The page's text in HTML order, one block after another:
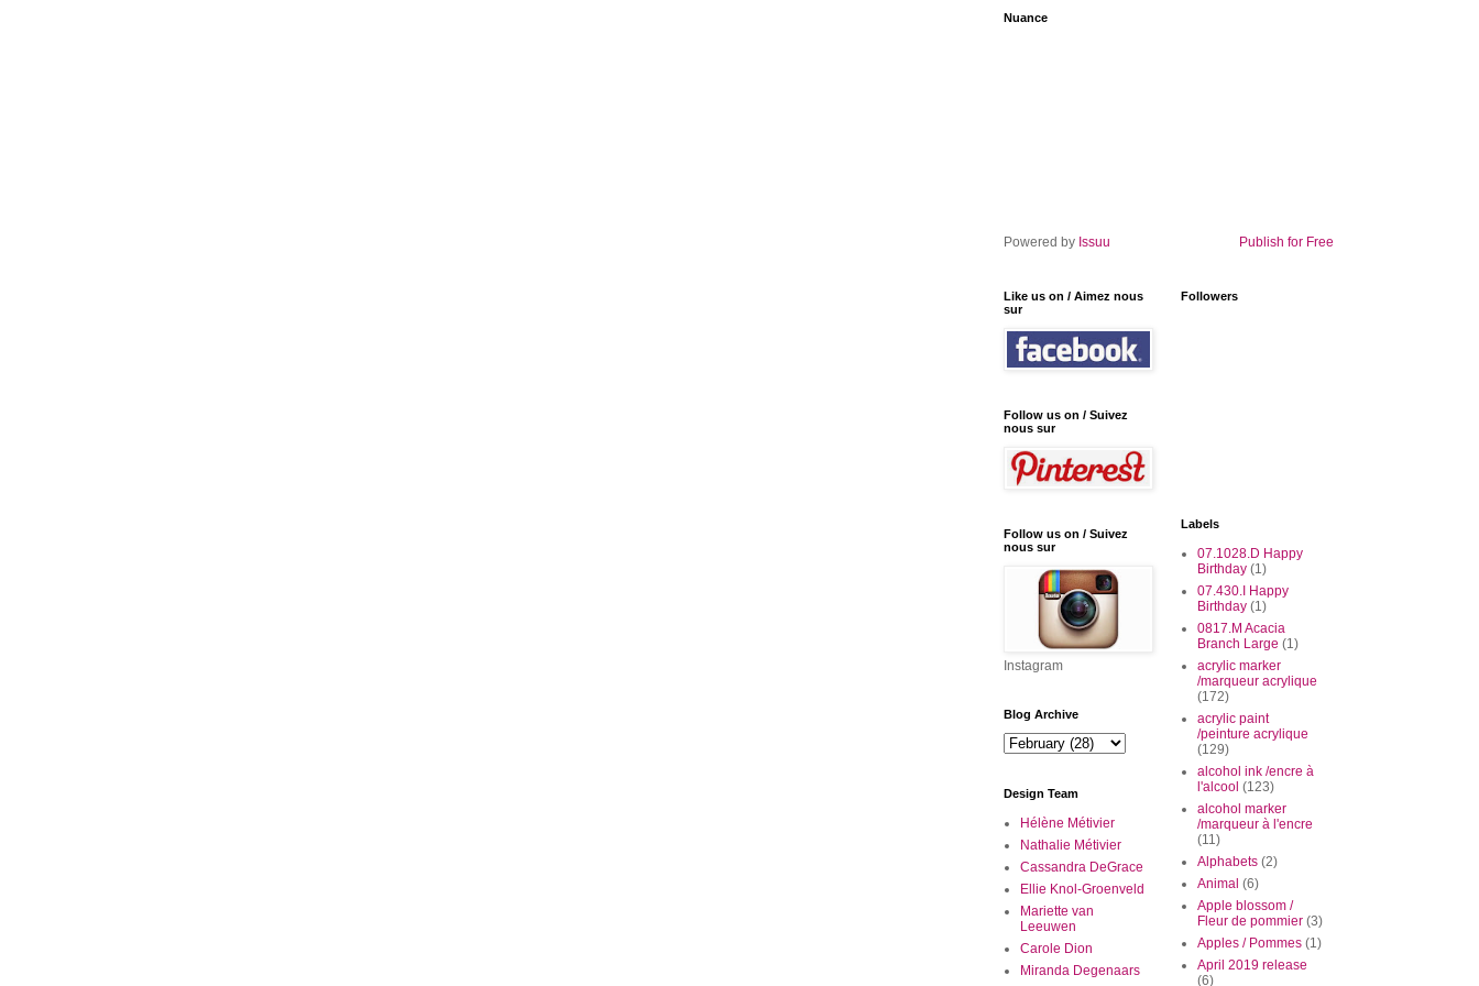
Nuance
Powered by Issuu Publish for Free
Like us on / Aimez nous
sur
Follow us on / Suivez
nous sur
Follow us on / Suivez
nous sur
Instagram
Blog Archive
Design Team
Hélène Métivier
Nathalie Métivier
Cassandra DeGrace
Ellie Knol-Groenveld
Mariette van
Leeuwen
Carole Dion
Miranda Degenaars
Followers
Labels
07.1028.D Happy
Birthday (1)
07.430.I Happy
Birthday (1)
0817.M Acacia
Branch Large (1)
acrylic marker
/marqueur acrylique
(172)
acrylic paint
/peinture acrylique
(129)
alcohol ink /encre à
l'alcool (123)
alcohol marker
/marqueur à l'encre
(11)
Alphabets (2)
Animal (6)
Apple blossom /
Fleur de pommier (3)
Apples / Pommes (1)
April 2019 release
(6)